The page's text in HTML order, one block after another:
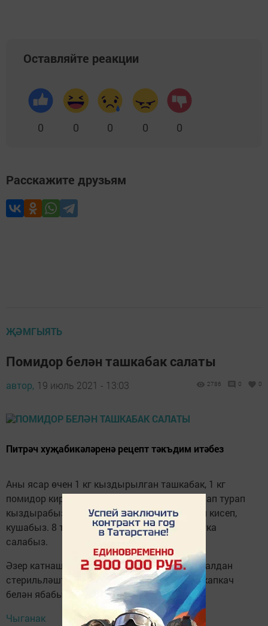
Оставляйте реакции
0 0 0 0 0
Расскажите друзьям
ҖӘМГЫЯТЬ
Помидор белән ташкабак салаты
автор, 19 июль 2021 - 13:03 2786 0 0
Питрәч хуҗабикәләренә рецепт тәкъдим итәбез
Аны ясар өчен 1 кг кыздырылган ташкабак, 1 кг
помидор кирәк. Башта ташкабакны боҗралап турап
кыздырабыз. Аннары помидорны телемләп кисеп,
кушабыз. 8 тырнак сарымсакны изеп салатка
салабыз.
Әзер катнашмага 2 чәй кашыгы тоз салып, алдан
стерильләштерелгән банкаларга тутырып, капкач
белән ябабыз.
Чыганак